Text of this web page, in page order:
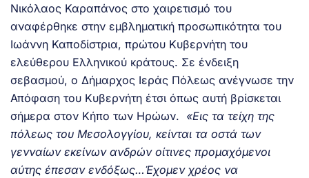
Νικόλαος Καραπάνος στο χαιρετισμό του
αναφέρθηκε στην εμβληματική προσωπικότητα του
Ιωάννη Καποδίστρια, πρώτου Κυβερνήτη του
ελεύθερου Ελληνικού κράτους. Σε ένδειξη
σεβασμού, ο Δήμαρχος Ιεράς Πόλεως ανέγνωσε την
Απόφαση του Κυβερνήτη έτσι όπως αυτή βρίσκεται
σήμερα στον Κήπο των Ηρώων. «Εις τα τείχη της
πόλεως του Μεσολογγίου, κείνται τα οστά των
γενναίων εκείνων ανδρών οίτινες προμαχόμενοι
αύτης έπεσαν ενδόξως…Έχομεν χρέος να